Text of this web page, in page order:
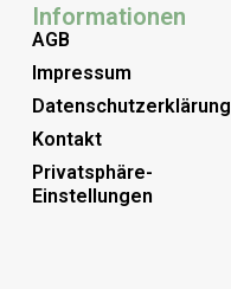
Informationen
AGB
Impressum
Datenschutzerklärung
Kontakt
Privatsphäre-
Einstellungen